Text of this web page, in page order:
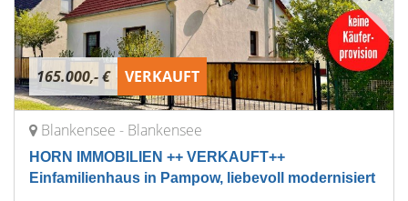
165.000,- € VERKAUFT
Blankensee - Blankensee
HORN IMMOBILIEN ++ VERKAUFT++
Einfamilienhaus in Pampow, liebevoll modernisiert